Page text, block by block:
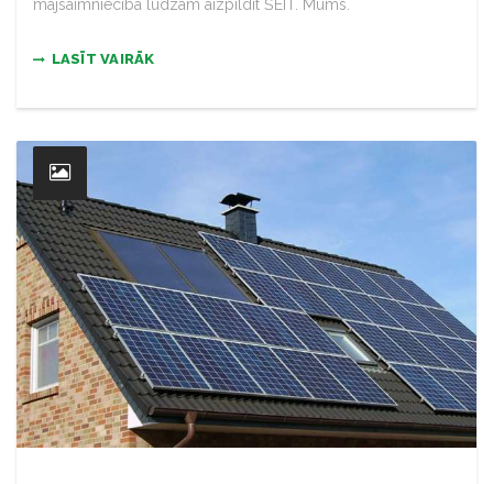
mājsaimniecībā lūdzam aizpildīt ŠEIT. Mums.
LASĪT VAIRĀK